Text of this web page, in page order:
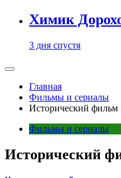
Химик
3 дня спустя
Главная
Фильмы и сериалы
Исторический
Фильмы и сериалы
Исторический